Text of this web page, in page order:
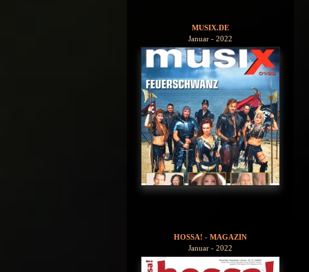
MUSIX.DE
Januar - 2022
HOSSA! - MAGAZIN
Januar - 2022